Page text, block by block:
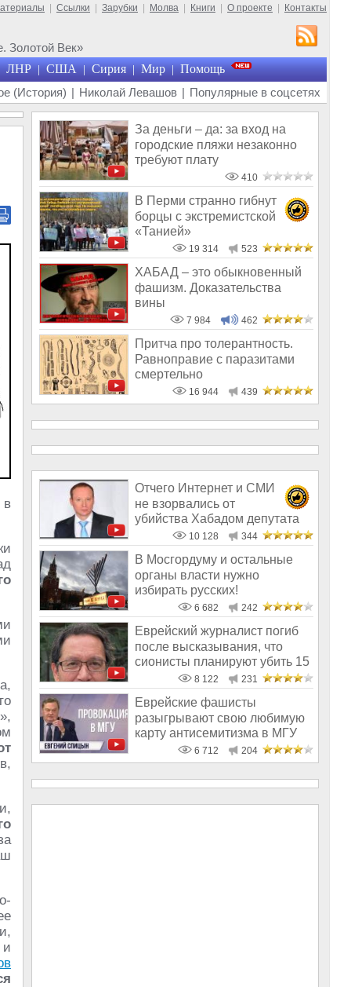
Ссылки Зарубки Молва Книги О проекте Контакты
Золотой Век»
ЛНР | США | Сирия | Мир | Помощь
(История) | Николай Левашов | Популярные в соцсетях
в
и
За деньги – да: за вход на
городские пляжи незаконно
требуют плату
410
В Перми странно гибнут
борцы с экстремистской
«Танией»
19 314 523
ХАБАД – это обыкновенный
фашизм. Доказательства
вины
7 984 462
Притча про толерантность.
Равноправие с паразитами
смертельно
16 944 439
Отчего Интернет и СМИ
не взорвались от
убийства Хабадом депутата
Сергея Митрофанова
10 128 344
В Мосгордуму и остальные
органы власти нужно
избирать русских!
6 682 242
Еврейский журналист погиб
после высказывания, что
сионисты планируют убить 15
8 122 231
Еврейские фашисты
разыгрывают свою любимую
карту антисемитизма в МГУ
6 712 204